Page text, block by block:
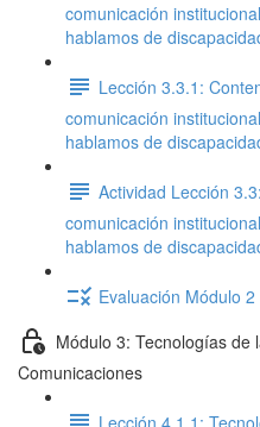
comunicación
hablamos de
Lección 3.3.1:
comunicación
hablamos de
Actividad Lección
comunicación
hablamos de
Evaluación Módulo 2
Módulo 3: Tecnologías de
Comunicaciones
Lección 4.1.1: